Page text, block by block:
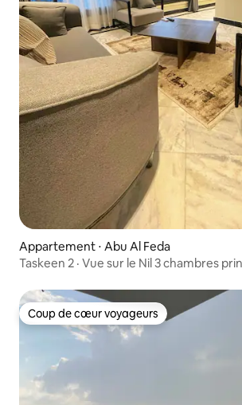
Appartement ⋅ Abu Al Feda
Taskeen 2 · Vue sur le Nil 3 chambres
Coup de cœur voyageurs
Coup de cœur voyageurs